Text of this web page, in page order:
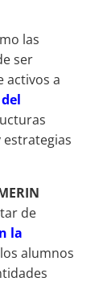
las
ser
activos a
de
la
alumnos